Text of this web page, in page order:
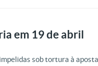
em 19 de abril
sob tortura à